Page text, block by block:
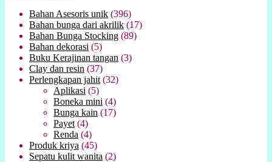
Bahan Asesoris unik (396)
Bahan bunga dari akrilik (17)
Bahan Bunga Stocking (89)
Bahan dekorasi (5)
Buku Kerajinan tangan (3)
Clay dan resin (37)
Perlengkapan jahit (32)
Aplikasi (5)
Boneka mini (4)
Bunga kain (17)
Payet (4)
Renda (4)
Produk kriya (45)
Sepatu kulit wanita (2)